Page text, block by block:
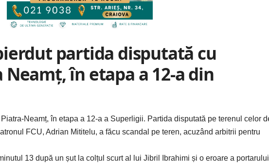
partida disputată cu
Neamț, în etapa a 12-a din
Neamț, în etapa a 12-a a Superligii. Partida disputată pe terenul celor
FCU, Adrian Mititelu, a făcu scandal pe teren, acuzând arbitrii pentru
13 după un șut la colțul scurt al lui Jibril Ibrahimi și o eroare a portarului